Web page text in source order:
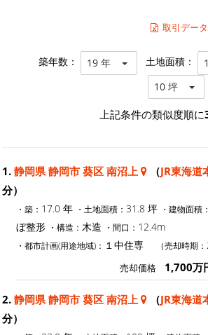
取引デー
築年数： 19 年 土地面積：
10 坪
上記条件の類似度順に
1. 静岡県 静岡市 葵区 南沼上 （JR東海道
分）
・築： 17.0 年 ・土地面積： 31.8 坪 ・建物面積：
ぼ整形 ・構造： 木造 ・間口： 12.4m
・都市計画(用途地域)： １中住専 （売却時期
売却価格 1,700万
2. 静岡県 静岡市 葵区 南沼上 （JR東海道
分）